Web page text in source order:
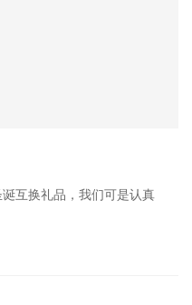
互换礼品，我们可是认真